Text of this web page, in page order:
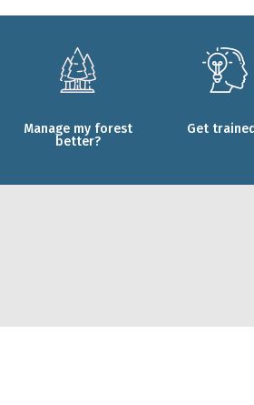
Manage my forest
better?
Get